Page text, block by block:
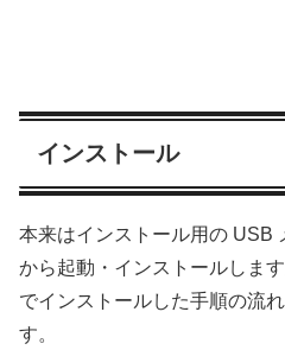
インストール
本来はインストール用の USB
から起動・インストールしま
でインストールした手順の流
す。